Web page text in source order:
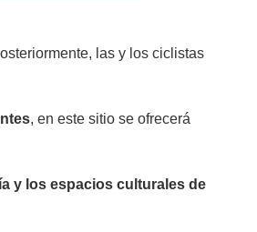
las y los ciclistas
, en este sitio se ofrecerá
y los espacios culturales de